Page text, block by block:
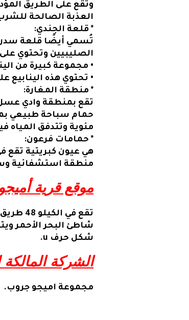
العذبة الصالحة
* قلعة الجندي:
تُسمي أيضًا قلعة سدر
الصليبيين وتحتوي
• مجموعة كبيرة من
• تحتوي هذه الينابيع على حولي 15 عين
* منطقة المغارة:
تقع بمنطقة وادي عسل،
مئوية وتتدفق المياه
* حمامات فرعون:
منطقة استشفائية
موقع قرية
شاطئ البحر الأحمر
شكل حرف u.
الشركة
مجموعة اميجو جروب.